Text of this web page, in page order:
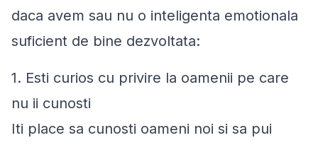
daca avem sau nu o inteligenta emotionala
suficient de bine dezvoltata:
1. Esti curios cu privire la oamenii pe care
nu ii cunosti
Iti place sa cunosti oameni noi si sa pui